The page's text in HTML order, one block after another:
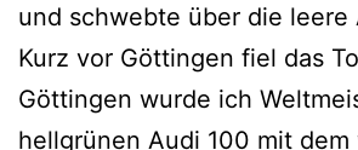
und schwebte über die leere
Kurz vor Göttingen fiel das
Göttingen wurde ich
hellgrünen Audi 100 mit dem